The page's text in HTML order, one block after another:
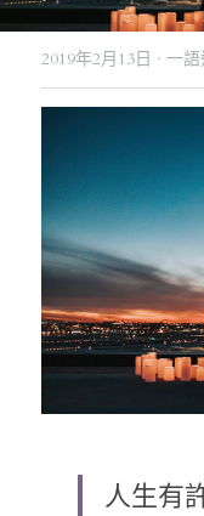
2019年2月13日 · 一
人生有